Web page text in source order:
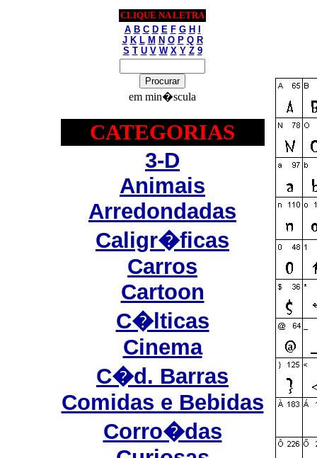
CLIQUE NA LETRA
A B C D E F G H
J K L M N O P Q R
S T U V W X Y Z 9
em min�scula
CATEGORIAS
3-D
Animais
Arredondadas
Caligr�ficas
Carros
Cartoon
C�lticas
Cinema
C�d. Barras
Comidas e Bebidas
Corro�das